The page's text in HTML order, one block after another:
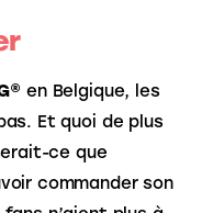
en Belgique, les
Et quoi de plus
ce que
commander son